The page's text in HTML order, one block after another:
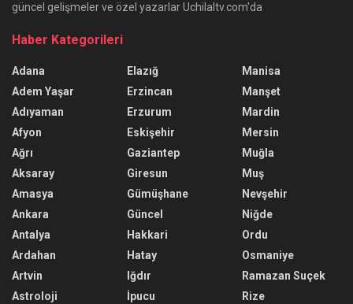
güncel gelişmeler ve özel yazarlar Uchilaltv.com'da
Haber Kategorileri
Adana
Adem Yaşar
Adıyaman
Afyon
Ağrı
Aksaray
Amasya
Ankara
Antalya
Ardahan
Artvin
Astroloji
Elazığ
Erzincan
Erzurum
Eskişehir
Gaziantep
Giresun
Gümüşhane
Güncel
Hakkari
Hatay
Iğdır
İpucu
Manisa
Manşet
Mardin
Mersin
Muğla
Muş
Nevşehir
Niğde
Ordu
Osmaniye
Ramazan Suçek
Rize